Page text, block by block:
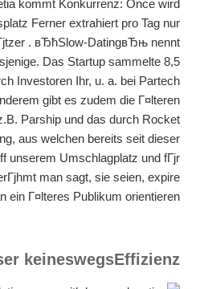
kommt Konkurrenz: Once wird
Ferner extrahiert pro Tag nur
. вЂћSlow-DatingвЂњ nennt
Das Startup sammelte 8,5
Investoren Ihr, u. a. bei Partech
gibt es zudem die Г¤lteren
Parship und das durch Rocket
aus welchen bereits seit dieser
unserem Umschlagplatz und fГјr
man sagt, sie seien, expire
ein Г¤lteres Publikum orientieren.
keineswegsEffizienz